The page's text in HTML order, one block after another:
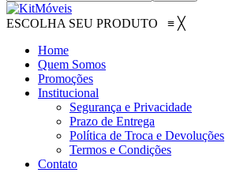
ESCOLHA SEU PRODUTO ≡ ╳
Home
Quem Somos
Promoções
Institucional
Segurança e Privacidade
Prazo de Entrega
Política de Troca e Devoluções
Termos e Condições
Contato